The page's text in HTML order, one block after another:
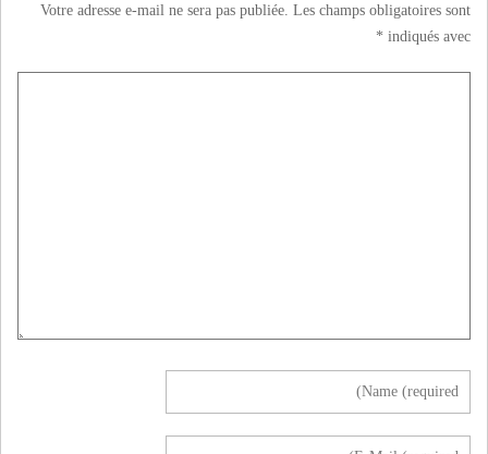
Votre adresse e-mail ne sera pas publiée. Les champs obligatoires sont
indiqués avec
*